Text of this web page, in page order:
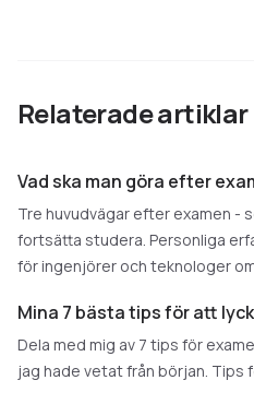
Relaterade artiklar
Vad ska man göra efter
Tre huvudvägar efter examen -
fortsätta studera. Personliga
för ingenjörer och teknologer
Mina 7 bästa tips för att
Dela med mig av 7 tips för
jag hade vetat från början. Tips